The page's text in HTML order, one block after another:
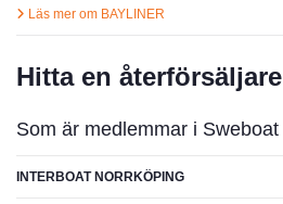
Läs mer om BAYLINER
Hitta en återförsäljare
Som är medlemmar i Sweboat
INTERBOAT NORRKÖPING